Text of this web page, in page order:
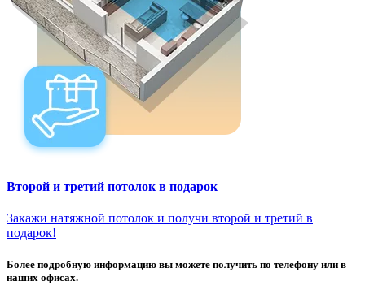
Второй и третий потолок в подарок
Закажи натяжной потолок и получи второй и третий в
подарок!
Более подробную информацию вы можете получить по телефону или в
наших офисах.